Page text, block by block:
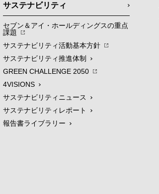
サステナビリティ
セブン＆アイ・ホールディングスの重点
課題
サステナビリティ活動基本方針
サステナビリティ推進体制
GREEN CHALLENGE 2050
4VISIONS
サステナビリティニュース
サステナビリティレポート
報告書ライブラリー